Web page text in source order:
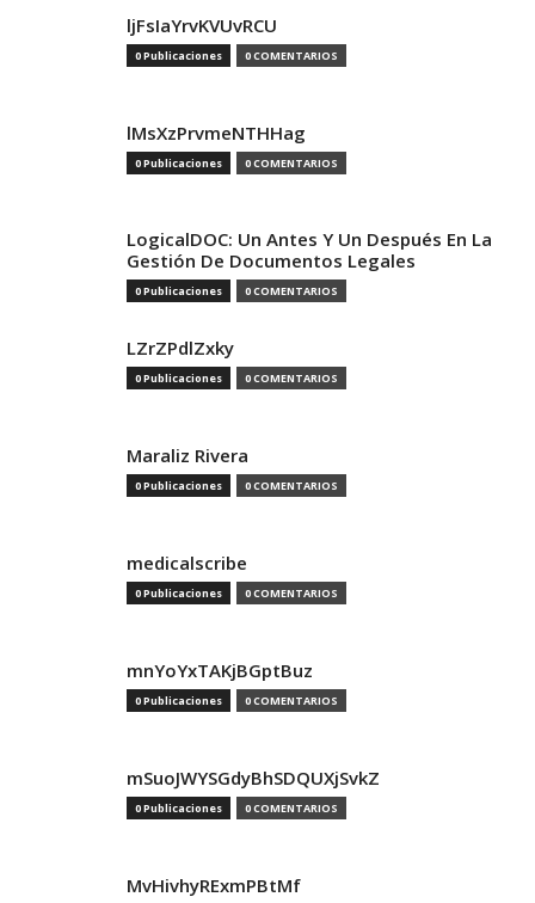
ljFsIaYrvKVUvRCU
0 Publicaciones 0 COMENTARIOS
lMsXzPrvmeNTHHag
0 Publicaciones 0 COMENTARIOS
LogicalDOC: Un Antes Y Un Después En La
Gestión De Documentos Legales
0 Publicaciones 0 COMENTARIOS
LZrZPdlZxky
0 Publicaciones 0 COMENTARIOS
Maraliz Rivera
0 Publicaciones 0 COMENTARIOS
medicalscribe
0 Publicaciones 0 COMENTARIOS
mnYoYxTAKjBGptBuz
0 Publicaciones 0 COMENTARIOS
mSuoJWYSGdyBhSDQUXjSvkZ
0 Publicaciones 0 COMENTARIOS
MvHivhyRExmPBtMf